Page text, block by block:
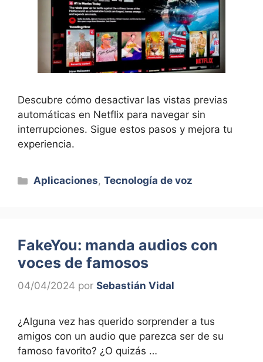
Descubre cómo desactivar las vistas previas
automáticas en Netflix para navegar sin
interrupciones. Sigue estos pasos y mejora tu
experiencia.
Categorías
Aplicaciones,Tecnología de voz
FakeYou: manda audios con
voces de famosos
04/04/2024 por Sebastián Vidal
¿Alguna vez has querido sorprender a tus
amigos con un audio que parezca ser de su
famoso favorito? ¿O quizás …